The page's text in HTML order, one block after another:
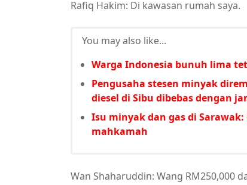
Rafiq Hakim: Di kawasan rumah saya.
You may also like...
Warga Indonesia bunuh lima
Pengusaha stesen minyak
diesel di Sibu dibebas dengan
Isu minyak dan gas di
mahkamah
Wan Shaharuddin: Wang RM250,000